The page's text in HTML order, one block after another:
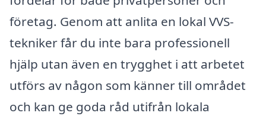
företag. Genom att anlita en lokal VVS-
tekniker får du inte bara professionell
hjälp utan även en trygghet i att arbetet
utförs av någon som känner till området
och kan ge goda råd utifrån lokala